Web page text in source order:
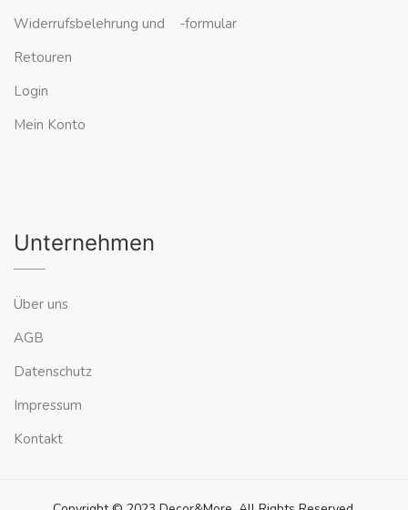
Widerrufsbelehrung und -formular
Retouren
Login
Mein Konto
Unternehmen
Über uns
AGB
Datenschutz
Impressum
Kontakt